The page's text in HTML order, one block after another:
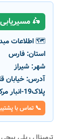
🛵
🗺️ اطلاعات
استان: فارس
شهر: شیراز
آدرس:
پلاک19-انبار مرکزی پارسانور
📞 تماس با پشتیبانی: